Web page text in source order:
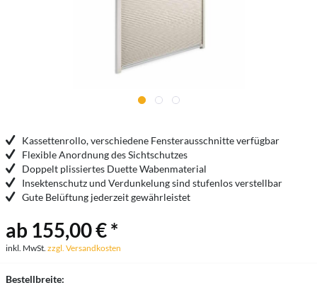
Kassettenrollo, verschiedene Fensterausschnitte verfügbar
Flexible Anordnung des Sichtschutzes
Doppelt plissiertes Duette Wabenmaterial
Insektenschutz und Verdunkelung sind stufenlos verstellbar
Gute Belüftung jederzeit gewährleistet
ab 155,00 € *
inkl. MwSt. zzgl. Versandkosten
Bestellbreite: